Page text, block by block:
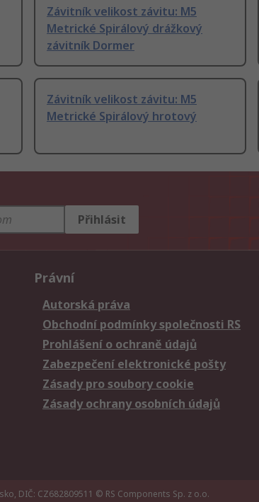
Závitník velikost závitu: M5
Metrické Spirálový drážkový
závitník Dormer
Závitník velikost závitu: M5
Metrické Spirálový hrotový
Přihlásit
Právní
Autorská práva
Obchodní podmínky společnosti RS
Prohlášení o ochraně údajů
Zabezpečení elektronické pošty
Zásady pro soubory cookie
Zásady ochrany osobních údajů
DIČ: CZ682809511 © RS Components Sp. z o.o.